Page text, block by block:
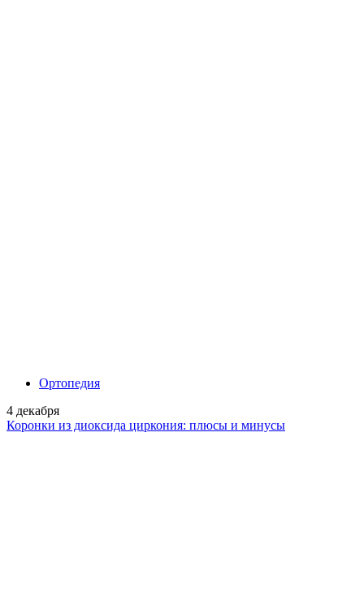
Ортопедия
4 декабря
Коронки из диоксида циркония: плюсы и минусы